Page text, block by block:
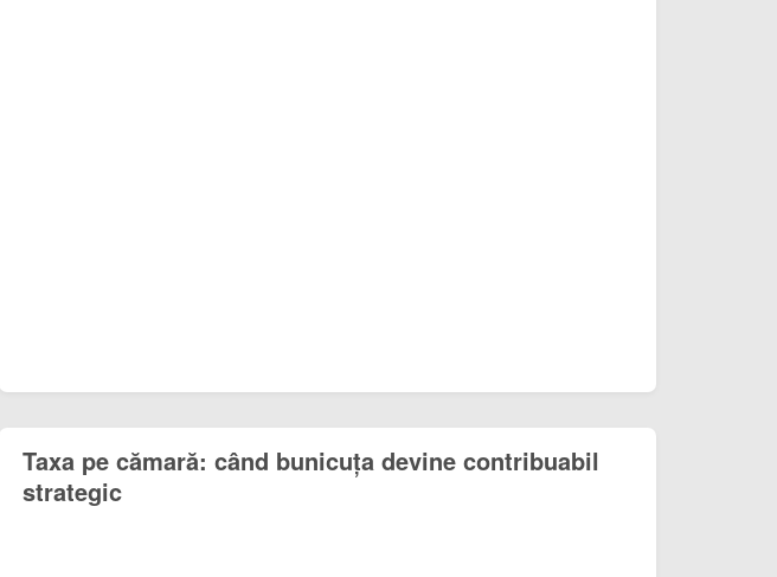
Taxa pe cămară: când bunicuța devine contribuabil
strategic